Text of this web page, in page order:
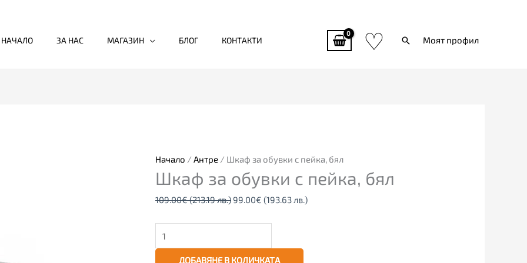
НАЧАЛО ЗА НАС МАГАЗИН БЛОГ КОНТАКТИ ♡ ТърсиМоят профил
Начало / Антре / Шкаф за обувки с пейка, бял
Шкаф за обувки с пейка, бял
109.00€(213.19 лв.)
109.00€
(213.19
99.00€ (193.63 лв.)
99.00€
(193.63
за
обувки
пейка,
бял
ДОБАВЯНЕ В КОЛИЧКАТА